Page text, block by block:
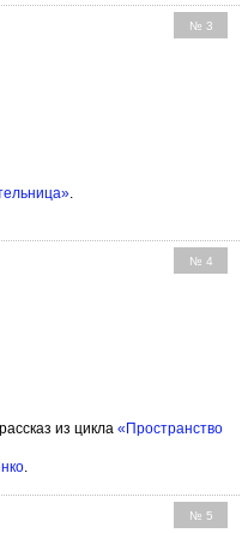
№ 3
.
№ 4
из цикла «Пространство
№ 5